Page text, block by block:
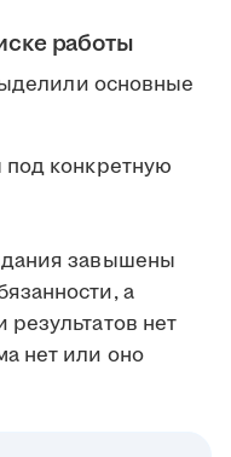
работы
основные
конкретную
завышены
а
нет
нет или оно